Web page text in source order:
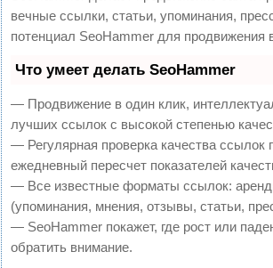
вечные ссылки, статьи, упоминания,
потенциал SeoHammer для продвижения
Что умеет делать SeoHammer
— Продвижение в один клик,
лучших ссылок с высокой степенью
— Регулярная проверка качества ссылок
ежедневный пересчет показателей
— Все известные форматы ссылок:
(упоминания, мнения, отзывы, статьи,
— SeoHammer покажет, где рост или
обратить внимание.